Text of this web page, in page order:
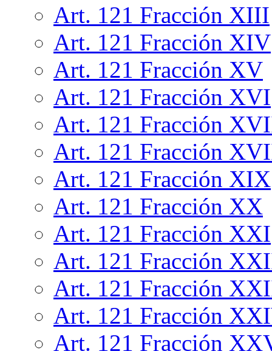
Art. 121 Fracción XIII
Art. 121 Fracción XIV
Art. 121 Fracción XV
Art. 121 Fracción XVI
Art. 121 Fracción
Art. 121 Fracción
Art. 121 Fracción XIX
Art. 121 Fracción XX
Art. 121 Fracción XXI
Art. 121 Fracción
Art. 121 Fracción
Art. 121 Fracción
Art. 121 Fracción